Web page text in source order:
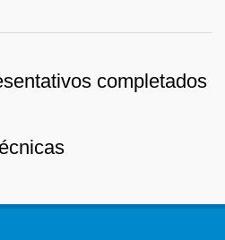
completados